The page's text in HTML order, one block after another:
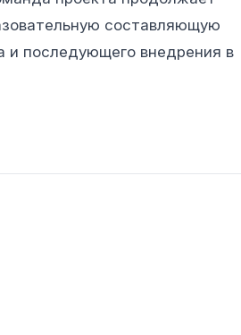
составляющую
и последующего внедрения в